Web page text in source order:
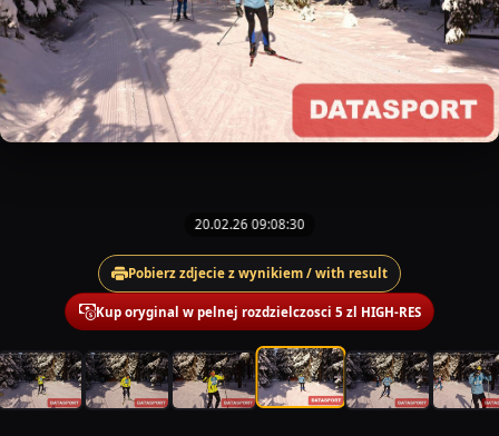
20.02.26 09:08:30
Pobierz zdjecie z wynikiem / with result
Kup oryginal w pelnej rozdzielczosci 5 zl HIGH-RES